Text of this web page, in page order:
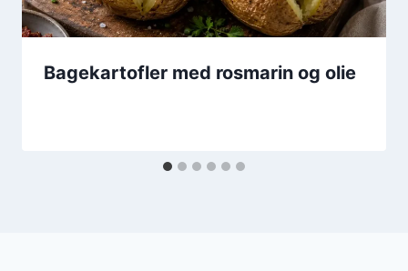
Bagekartofler med rosmarin og olie